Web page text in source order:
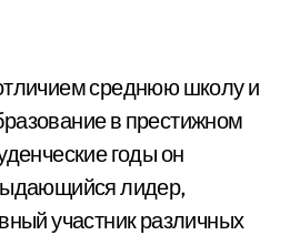
среднюю школу и
в престижном
годы он
лидер,
участник различных